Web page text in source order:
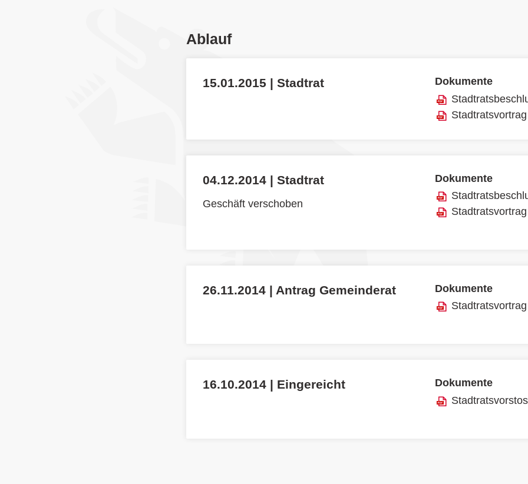
Ablauf
15.01.2015 | Stadtrat
Dokumente
Stadtratsvortrag
04.12.2014 | Stadtrat
Geschäft verschoben
Dokumente
Stadtratsvortrag
26.11.2014 | Antrag Gemeinderat
Dokumente
Stadtratsvortrag
16.10.2014 | Eingereicht
Dokumente